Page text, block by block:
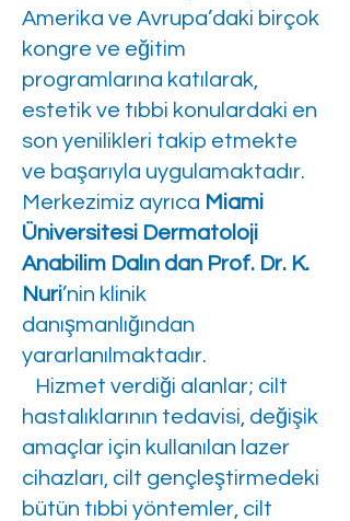
Amerika ve Avrupa’daki birçok
kongre ve eğitim
programlarına katılarak,
estetik ve tıbbi konulardaki en
son yenilikleri takip etmekte
ve başarıyla uygulamaktadır.
Merkezimiz ayrıca Miami
Üniversitesi Dermatoloji
Anabilim Dalın dan Prof. Dr. K.
Nuri’nin klinik
danışmanlığından
yararlanılmaktadır.
Hizmet verdiği alanlar; cilt
hastalıklarının tedavisi, değişik
amaçlar için kullanılan lazer
cihazları, cilt gençleştirmedeki
bütün tıbbi yöntemler, cilt